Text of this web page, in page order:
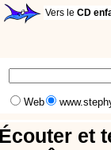
Vers le CD
Web
Écouter et